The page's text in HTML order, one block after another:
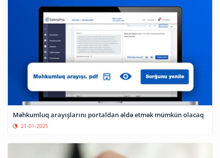
Məhkumluq arayışlarını portaldan əldə etmək mümkün olacaq
21-01-2025